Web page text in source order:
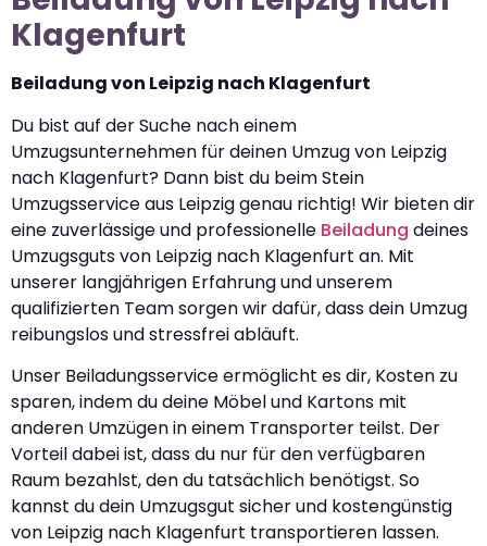
Klagenfurt
Beiladung von Leipzig nach Klagenfurt
Du bist auf der Suche nach einem
Umzugsunternehmen für deinen Umzug von Leipzig
nach Klagenfurt? Dann bist du beim Stein
Umzugsservice aus Leipzig genau richtig! Wir bieten dir
eine zuverlässige und professionelle Beiladung deines
Umzugsguts von Leipzig nach Klagenfurt an. Mit
unserer langjährigen Erfahrung und unserem
qualifizierten Team sorgen wir dafür, dass dein Umzug
reibungslos und stressfrei abläuft.
Unser Beiladungsservice ermöglicht es dir, Kosten zu
sparen, indem du deine Möbel und Kartons mit
anderen Umzügen in einem Transporter teilst. Der
Vorteil dabei ist, dass du nur für den verfügbaren
Raum bezahlst, den du tatsächlich benötigst. So
kannst du dein Umzugsgut sicher und kostengünstig
von Leipzig nach Klagenfurt transportieren lassen.